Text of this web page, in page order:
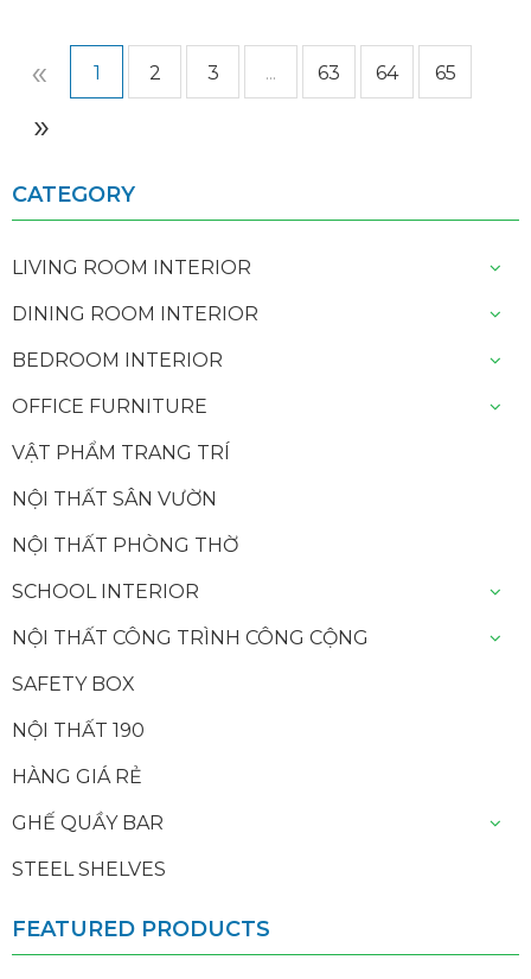
« 1 2 3 ... 63 64 65
»
CATEGORY
LIVING ROOM INTERIOR
DINING ROOM INTERIOR
BEDROOM INTERIOR
OFFICE FURNITURE
VẬT PHẨM TRANG TRÍ
NỘI THẤT SÂN VƯỜN
NỘI THẤT PHÒNG THỜ
SCHOOL INTERIOR
NỘI THẤT CÔNG TRÌNH CÔNG CỘNG
SAFETY BOX
NỘI THẤT 190
HÀNG GIÁ RẺ
GHẾ QUẦY BAR
STEEL SHELVES
FEATURED PRODUCTS